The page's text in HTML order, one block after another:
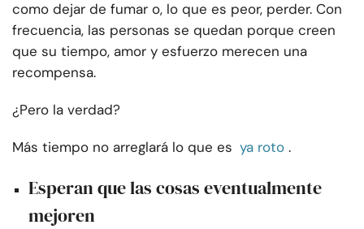
como dejar de fumar o, lo que es peor, perder. Con
frecuencia, las personas se quedan porque creen
que su tiempo, amor y esfuerzo merecen una
recompensa.
¿Pero la verdad?
Más tiempo no arreglará lo que es ya roto .
Esperan que las cosas eventualmente
mejoren